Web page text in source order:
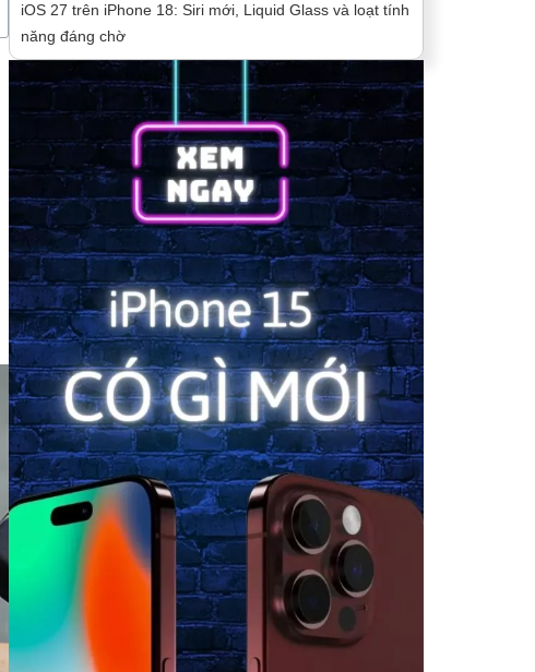
iOS 27 trên iPhone 18: Siri mới, Liquid Glass và loạt tính
năng đáng chờ